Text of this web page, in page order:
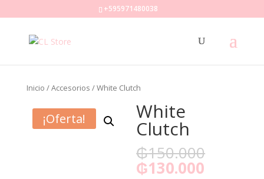
+595971480038
Inicio /Accesorios / White Clutch
¡Oferta! White
Clutch
₲150.000
₲130.000